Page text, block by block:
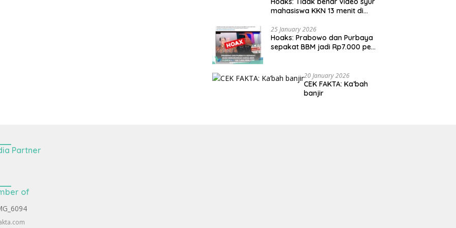
mahasiswa KKN 13 menit di
25 January 2026
Hoaks: Prabowo dan Purbaya
sepakat BBM jadi Rp7.000 per
20 January 2026
CEK FAKTA: Ka’bah
banjir
Partner
of